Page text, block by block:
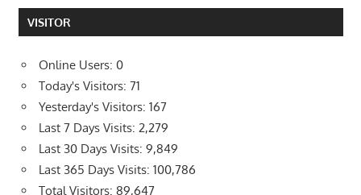
VISITOR
Online Users: 0
Today's Visitors: 71
Yesterday's Visitors: 167
Last 7 Days Visits: 2,279
Last 30 Days Visits: 9,849
Last 365 Days Visits: 100,786
Total Visitors: 89,647